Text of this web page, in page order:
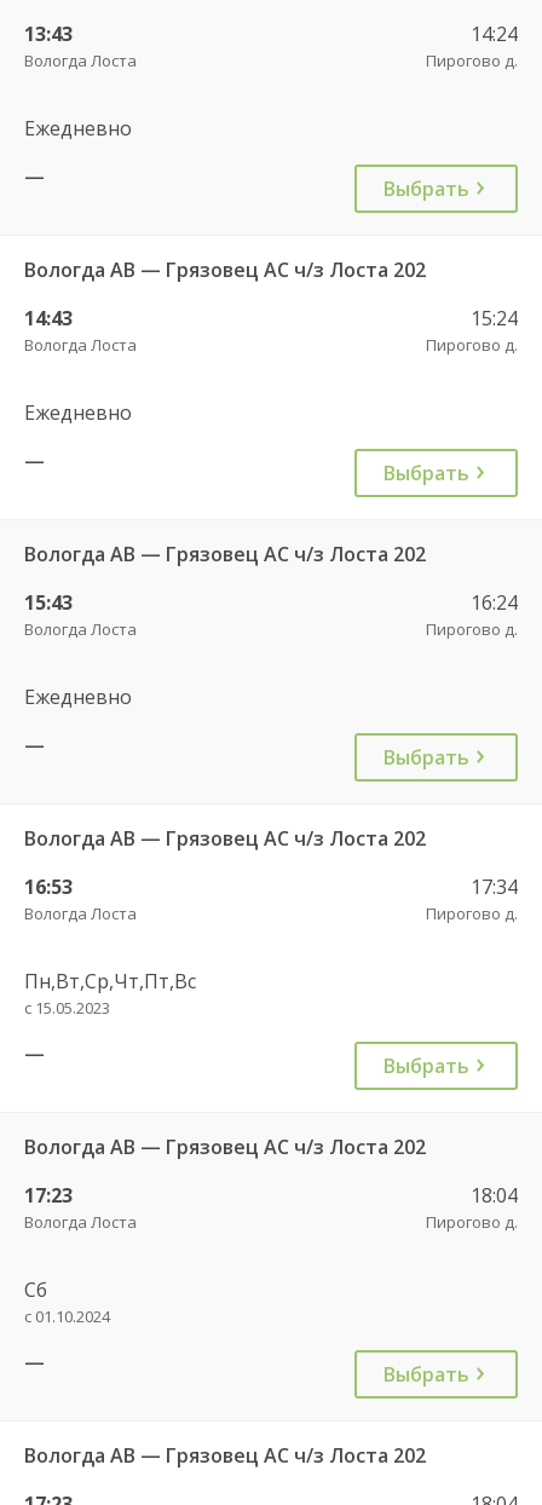
13:43
Вологда Лоста
14:24
Пирогово д.
Ежедневно
—
Выбрать
Вологда АВ — Грязовец АС ч/з Лоста 202
14:43
Вологда Лоста
15:24
Пирогово д.
Ежедневно
—
Выбрать
Вологда АВ — Грязовец АС ч/з Лоста 202
15:43
Вологда Лоста
16:24
Пирогово д.
Ежедневно
—
Выбрать
Вологда АВ — Грязовец АС ч/з Лоста 202
16:53
Вологда Лоста
17:34
Пирогово д.
Пн,Вт,Ср,Чт,Пт,Вс
с 15.05.2023
— Выбрать
Вологда АВ — Грязовец АС ч/з Лоста 202
17:23
Вологда Лоста
18:04
Пирогово д.
Сб
с 01.10.2024
— Выбрать
Вологда АВ — Грязовец АС ч/з Лоста 202